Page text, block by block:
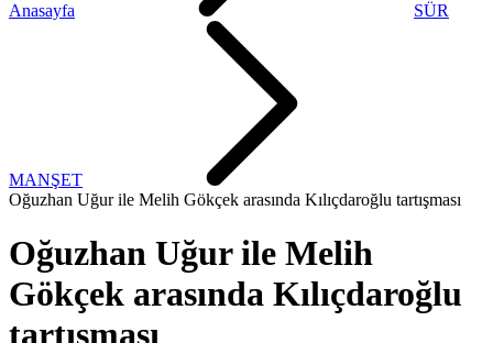
Anasayfa SÜR
MANŞET
Oğuzhan Uğur ile Melih Gökçek arasında Kılıçdaroğlu tartışması
Oğuzhan Uğur ile Melih
Gökçek arasında Kılıçdaroğlu
tartışması